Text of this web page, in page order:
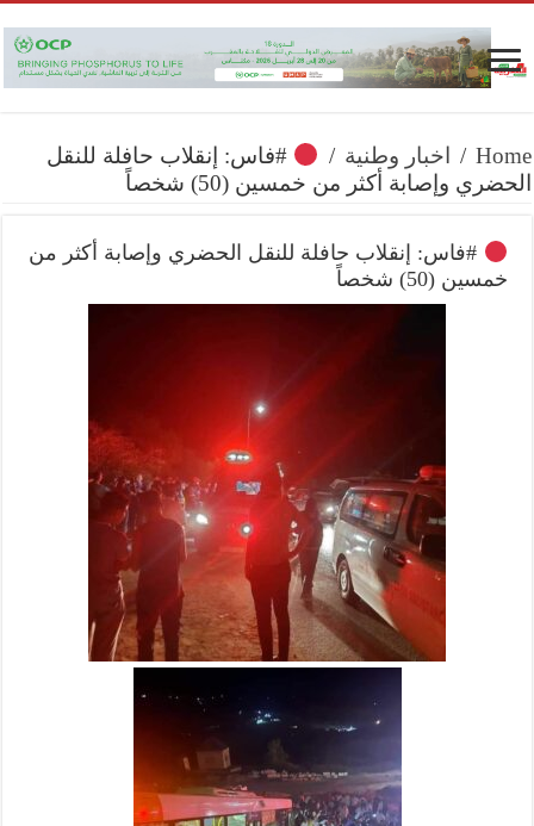
Home
/ اخبار وطنية /
#فاس: إنقلاب حافلة للنقل
الحضري وإصابة أكثر من خمسين (50) شخصاً
#فاس: إنقلاب حافلة للنقل الحضري وإصابة أكثر من
خمسين (50) شخصاً